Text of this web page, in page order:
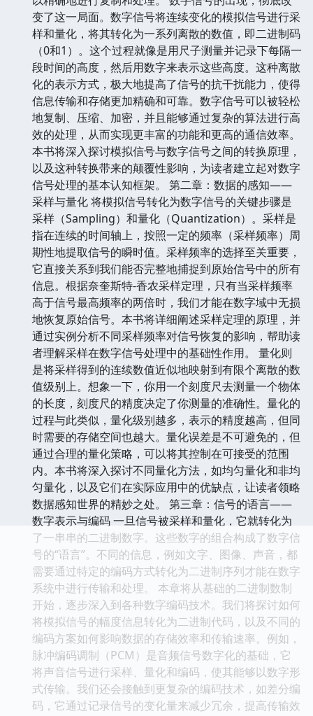
变了这一局面。数字信号将连续变化的模拟信号进行采
样和量化，将其转化为一系列离散的数值，即二进制码
（0和1）。这个过程就像是用尺子测量并记录下每隔一
段时间的高度，然后用数字来表示这些高度。这种离散
化的表示方式，极大地提高了信号的抗干扰能力，使得
信息传输和存储更加精确和可靠。数字信号可以被轻松
地复制、压缩、加密，并且能够通过复杂的算法进行高
效的处理，从而实现更丰富的功能和更高的通信效率。
本书将深入探讨模拟信号与数字信号之间的转换原理，
以及这种转换带来的颠覆性影响，为读者建立起对数字
信号处理的基本认知框架。 第二章：数据的感知——
采样与量化 将模拟信号转化为数字信号的关键步骤是
采样（Sampling）和量化（Quantization）。采样是
指在连续的时间轴上，按照一定的频率（采样频率）周
期性地提取信号的瞬时值。采样频率的选择至关重要，
它直接关系到我们能否完整地捕捉到原始信号中的所有
信息。根据奈奎斯特-香农采样定理，只有当采样频率
高于信号最高频率的两倍时，我们才能在数字域中无损
地恢复原始信号。本书将详细阐述采样定理的原理，并
通过实例分析不同采样频率对信号恢复的影响，帮助读
者理解采样在数字信号处理中的基础性作用。 量化则
是将采样得到的连续数值近似地映射到有限个离散的数
值级别上。想象一下，你用一个刻度尺去测量一个物体
的长度，刻度尺的精度决定了你测量的准确性。量化的
过程与此类似，量化级别越多，表示的精度越高，但同
时需要的存储空间也越大。量化误差是不可避免的，但
通过合理的量化策略，可以将其控制在可接受的范围
内。本书将深入探讨不同量化方法，如均匀量化和非均
匀量化，以及它们在实际应用中的优缺点，让读者领略
数据感知世界的精妙之处。 第三章：信号的语言——
数字表示与编码 一旦信号被采样和量化，它就转化为
了一串串的二进制数字。这些数字的组合构成了数字信
号的“语言”。不同的信息，例如文字、图像、声音，都
需要通过特定的编码方式转化为二进制序列才能在数字
系统中进行传输和处理。 本章将从基础的二进制数制
开始，逐步深入到各种数字编码技术。我们将探讨如何
将模拟信号的幅度信息转化为二进制代码，以及不同的
编码方案如何影响数据的存储效率和传输速率。例如，
脉冲编码调制（PCM）是音频信号数字化的基础，它
将声音信号进行采样、量化和编码，使其能够以数字形
式传输。我们还会接触到更复杂的编码技术，如差分编
码，它通过记录信号的变化量来减少冗余，提高传输效